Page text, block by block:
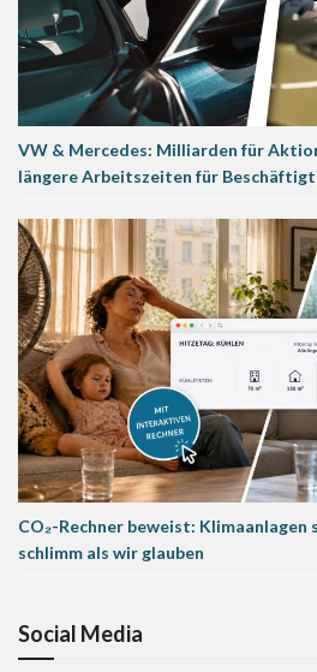
VW & Mercedes: Milliarden für
längere Arbeitszeiten für
CO₂-Rechner beweist: Klimaanlagen
schlimm als wir glauben
Social Media